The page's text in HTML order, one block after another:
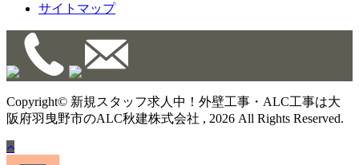
サイトマップ
Copyright© 新規スタッフ求人中！外壁工事・ALC工事は大
阪府羽曳野市のALC秋建株式会社 , 2026 All Rights Reserved.